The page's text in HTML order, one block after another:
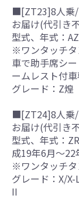
■[ZT23]8人乗/
お届け(代引き
型式、年式：
※ワンタッチタ
車で助手席シ
ームレスト付
グレード：Z煌
■[ZT24]8人乗/
お届け(代引き
型式、年式：
成19年6月～22
※ワンタッチ
グレード：X/
II